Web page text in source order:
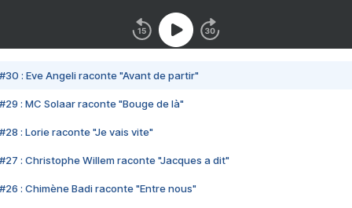
#30 : Eve Angeli raconte "Avant de partir"
#29 : MC Solaar raconte "Bouge de là"
#28 : Lorie raconte "Je vais vite"
#27 : Christophe Willem raconte "Jacques a dit"
#26 : Chimène Badi raconte "Entre nous"